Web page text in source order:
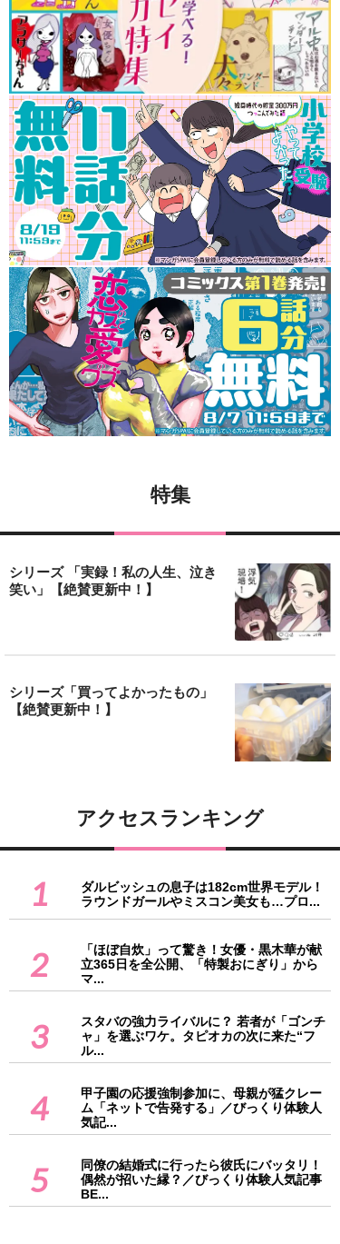
特集
シリーズ 「実録！私の人生、泣き
笑い」【絶賛更新中！】
シリーズ「買ってよかったもの」
【絶賛更新中！】
アクセスランキング
1
ダルビッシュの息子は182cm世界モデル！
ラウンドガールやミスコン美女も…プロ...
2
「ほぼ自炊」って驚き！女優・黒木華が献
立365日を全公開、「特製おにぎり」から
マ...
3
スタバの強力ライバルに？ 若者が「ゴンチ
ャ」を選ぶワケ。タピオカの次に来た“フ
ル...
4
甲子園の応援強制参加に、母親が猛クレー
ム「ネットで告発する」／びっくり体験人
気記...
5
同僚の結婚式に行ったら彼氏にバッタリ！
偶然が招いた縁？／びっくり体験人気記事
BE...